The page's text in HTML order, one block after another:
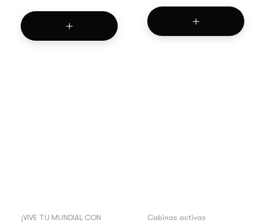
¡VIVE TU MUNDIAL CON
Cabinas activas